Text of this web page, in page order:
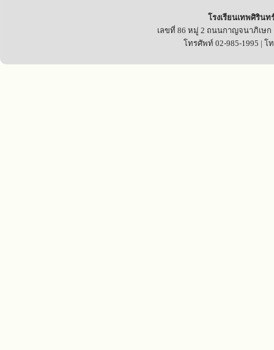
โรงเรียนเทพศิรินท
เลขที่ 86 หมู่ 2 ถนนกาญจนาภิเษก
โทรศัพท์ 02-985-1995 | โ